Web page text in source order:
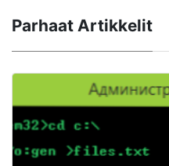
Parhaat Artikkelit